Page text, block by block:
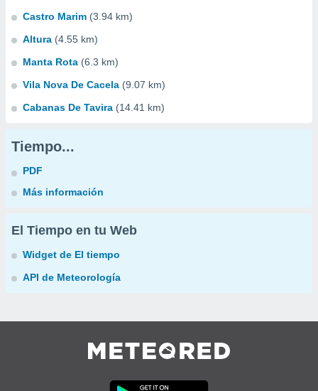
Castro Marim (3.94 km)
Altura (4.55 km)
Manta Rota (6.3 km)
Vila Nova De Cacela (9.07 km)
Cabanas De Tavira (14.41 km)
Tiempo...
PDF
Más información
El Tiempo en tu Web
Widget de El tiempo
API de Meteorología